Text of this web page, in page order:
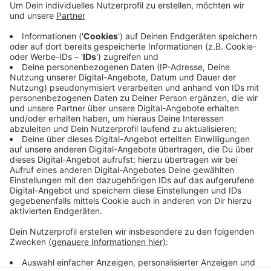
Anzeige
Seit vergangenen Juni sorgt die Baustelle für
Umwege. Der neue Kreisverkehr ersetzt die frühere
Ampel-Kreuzung. Für mehr Sicherheit sollen bald auch
zwei Tempo-Messgeräte sorgen. Sie sollen
Autofahrer an Tempo 30 auf der Münsterstraße
zwischen Daruper Straße und Pumpengasse erinnern.
Anzeige
Anzeige